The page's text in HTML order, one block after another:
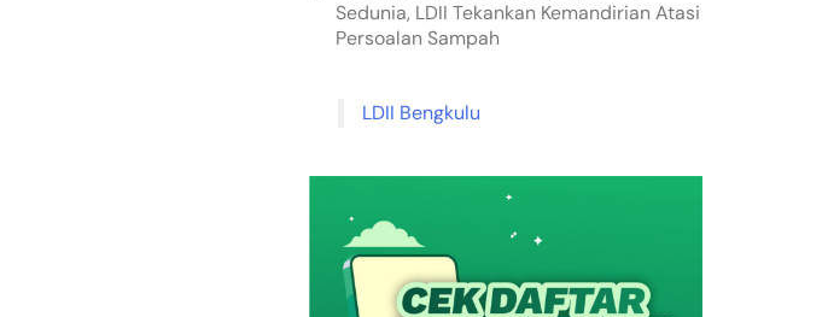
Sedunia, LDII Tekankan Kemandirian Atasi
Persoalan Sampah
LDII Bengkulu